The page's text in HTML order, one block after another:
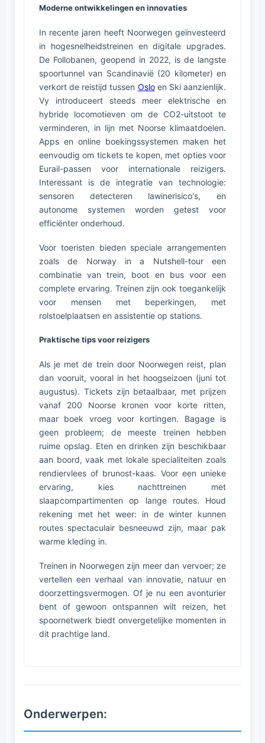
Moderne ontwikkelingen en innovaties
In recente jaren heeft Noorwegen geïnvesteerd
in hogesnelheidstreinen en digitale upgrades.
De Follobanen, geopend in 2022, is de langste
spoortunnel van Scandinavië (20 kilometer) en
verkort de reistijd tussen Osloen Ski aanzienlijk.
Vy introduceert steeds meer elektrische en
hybride locomotieven om de CO2-uitstoot te
verminderen, in lijn met Noorse klimaatdoelen.
Apps en online boekingssystemen maken het
eenvoudig om tickets te kopen, met opties voor
Eurail-passen voor internationale reizigers.
Interessant is de integratie van technologie:
sensoren detecteren lawinerisico's, en
autonome systemen worden getest voor
efficiënter onderhoud.
Voor toeristen bieden speciale arrangementen
zoals de Norway in a Nutshell-tour een
combinatie van trein, boot en bus voor een
complete ervaring. Treinen zijn ook toegankelijk
voor mensen met beperkingen, met
rolstoelplaatsen en assistentie op stations.
Praktische tips voor reizigers
Als je met de trein door Noorwegen reist, plan
dan vooruit, vooral in het hoogseizoen (juni tot
augustus). Tickets zijn betaalbaar, met prijzen
vanaf 200 Noorse kronen voor korte ritten,
maar boek vroeg voor kortingen. Bagage is
geen probleem; de meeste treinen hebben
ruime opslag. Eten en drinken zijn beschikbaar
aan boord, vaak met lokale specialiteiten zoals
rendiervlees of brunost-kaas. Voor een unieke
ervaring, kies nachttreinen met
slaapcompartimenten op lange routes. Houd
rekening met het weer: in de winter kunnen
routes spectaculair besneeuwd zijn, maar pak
warme kleding in.
Treinen in Noorwegen zijn meer dan vervoer; ze
vertellen een verhaal van innovatie, natuur en
doorzettingsvermogen. Of je nu een avonturier
bent of gewoon ontspannen wilt reizen, het
spoornetwerk biedt onvergetelijke momenten in
dit prachtige land.
Onderwerpen: